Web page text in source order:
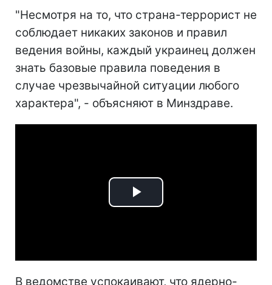
"Несмотря на то, что страна-террорист не
соблюдает никаких законов и правил
ведения войны, каждый украинец должен
знать базовые правила поведения в
случае чрезвычайной ситуации любого
характера", - объясняют в Минздраве.
Play
В ведомстве успокаивают, что ядерно-